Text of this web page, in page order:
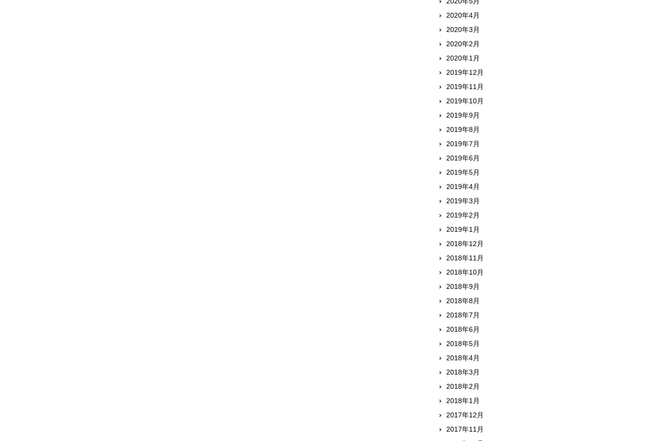
2020年4月
2020年3月
2020年2月
2020年1月
2019年12月
2019年11月
2019年10月
2019年9月
2019年8月
2019年7月
2019年6月
2019年5月
2019年4月
2019年3月
2019年2月
2019年1月
2018年12月
2018年11月
2018年10月
2018年9月
2018年8月
2018年7月
2018年6月
2018年5月
2018年4月
2018年3月
2018年2月
2018年1月
2017年12月
2017年11月